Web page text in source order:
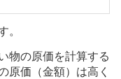
。
物の原価を計算する
原価（金額）は高く